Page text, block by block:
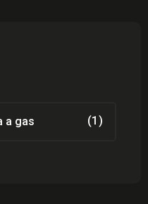
a gas (1)